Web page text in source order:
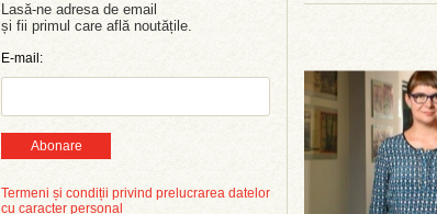
Lasă-ne adresa de email
și fii primul care află noutățile.
E-mail:
Abonare
Termeni și condiții privind prelucrarea datelor
cu caracter personal